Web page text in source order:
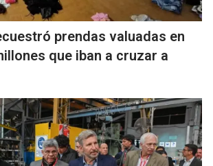
prendas valuadas en
que iban a cruzar a